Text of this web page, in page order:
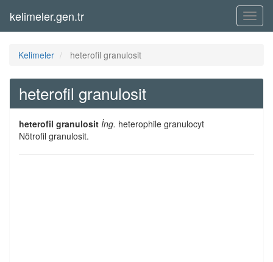
Menü
kelimeler.gen.tr
Kelimeler heterofil granulosit
heterofil granulosit
heterofil granulosit İng. heterophile granulocyt
Nötrofil granulosit.